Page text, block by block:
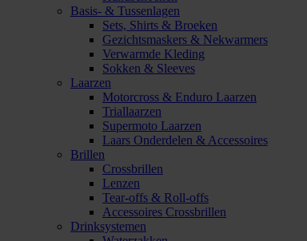
Basis- & Tussenlagen
Sets, Shirts & Broeken
Gezichtsmaskers & Nekwarmers
Verwarmde Kleding
Sokken & Sleeves
Laarzen
Motorcross & Enduro Laarzen
Triallaarzen
Supermoto Laarzen
Laars Onderdelen & Accessoires
Brillen
Crossbrillen
Lenzen
Tear-offs & Roll-offs
Accessoires Crossbrillen
Drinksystemen